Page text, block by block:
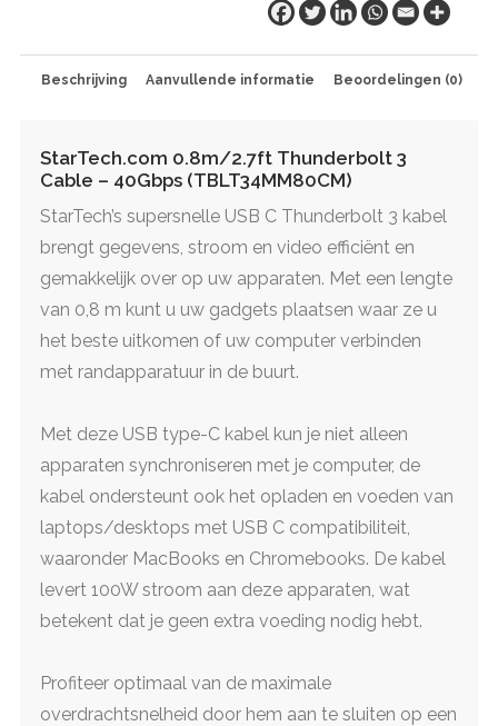
40Gbps
aantal
Beschrijving Aanvullende informatie Beoordelingen (0)
StarTech.com 0.8m/2.7ft Thunderbolt 3
Cable – 40Gbps (TBLT34MM80CM)
StarTech’s supersnelle USB C Thunderbolt 3 kabel
brengt gegevens, stroom en video efficiënt en
gemakkelijk over op uw apparaten. Met een lengte
van 0,8 m kunt u uw gadgets plaatsen waar ze u
het beste uitkomen of uw computer verbinden
met randapparatuur in de buurt.
Met deze USB type-C kabel kun je niet alleen
apparaten synchroniseren met je computer, de
kabel ondersteunt ook het opladen en voeden van
laptops/desktops met USB C compatibiliteit,
waaronder MacBooks en Chromebooks. De kabel
levert 100W stroom aan deze apparaten, wat
betekent dat je geen extra voeding nodig hebt.
Profiteer optimaal van de maximale
overdrachtsnelheid door hem aan te sluiten op een